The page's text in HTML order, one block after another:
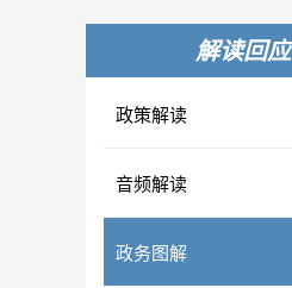
解读回应
政策解读
音频解读
政务图解